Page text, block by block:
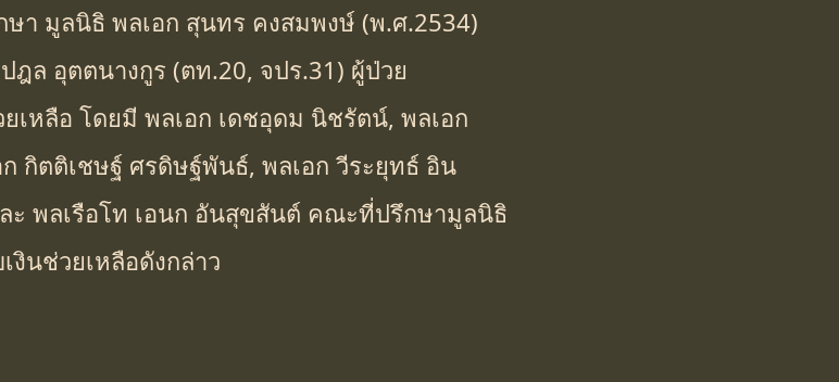
า มูลนิธิ พลเอก สุนทร คงสมพงษ์ (พ.ศ.2534)
ฎล อุตตนางกูร (ตท.20, จปร.31) ผู้ป่วย
เหลือ โดยมี พลเอก เดชอุดม นิชรัตน์, พลเอก
กิตติเชษฐ์ ศรดิษฐ์พันธ์, พลเอก วีระยุทธ์ อิน
ะ พลเรือโท เอนก อันสุขสันต์ คณะที่ปรึกษามูลนิธิ
นช่วยเหลือดังกล่าว